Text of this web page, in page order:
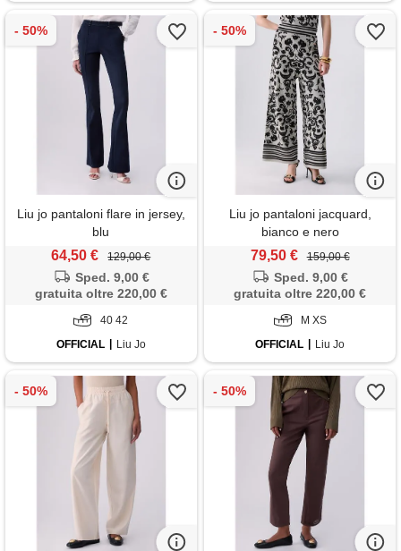
Liu jo pantaloni flare in jersey,
blu
64,50 € 129,00 €
Sped. 9,00 €
gratuita oltre 220,00 €
40 42
OFFICIAL
Liu Jo
Liu jo pantaloni jacquard,
bianco e nero
79,50 € 159,00 €
Sped. 9,00 €
gratuita oltre 220,00 €
M XS
OFFICIAL
Liu Jo